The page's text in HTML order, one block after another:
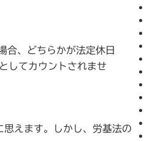
合、どちらかが法定休日
してカウントされませ
えます。しかし、労基法の